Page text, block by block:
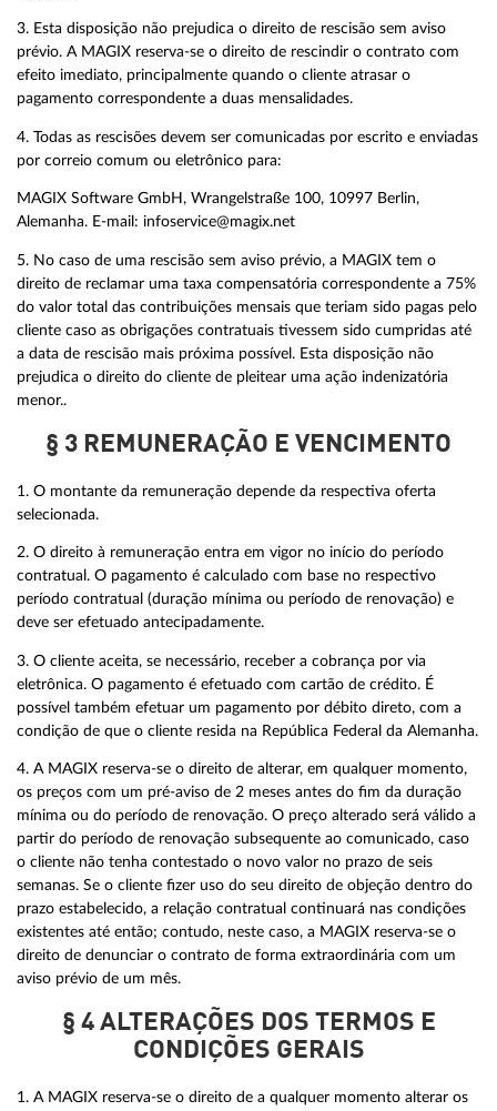
3. Esta disposição não prejudica o direito de rescisão sem aviso
prévio. A MAGIX reserva-se o direito de rescindir o contrato com
efeito imediato, principalmente quando o cliente atrasar o
pagamento correspondente a duas mensalidades.
4. Todas as rescisões devem ser comunicadas por escrito e enviadas
por correio comum ou eletrônico para:
MAGIX Software GmbH, Wrangelstraße 100, 10997 Berlin,
Alemanha. E-mail: infoservice@magix.net
5. No caso de uma rescisão sem aviso prévio, a MAGIX tem o
direito de reclamar uma taxa compensatória correspondente a 75%
do valor total das contribuições mensais que teriam sido pagas pelo
cliente caso as obrigações contratuais tivessem sido cumpridas até
a data de rescisão mais próxima possível. Esta disposição não
prejudica o direito do cliente de pleitear uma ação indenizatória
menor..
§ 3 REMUNERAÇÃO E VENCIMENTO
1. O montante da remuneração depende da respectiva oferta
selecionada.
2. O direito à remuneração entra em vigor no início do período
contratual. O pagamento é calculado com base no respectivo
período contratual (duração mínima ou período de renovação) e
deve ser efetuado antecipadamente.
3. O cliente aceita, se necessário, receber a cobrança por via
eletrônica. O pagamento é efetuado com cartão de crédito. É
possível também efetuar um pagamento por débito direto, com a
condição de que o cliente resida na República Federal da Alemanha.
4. A MAGIX reserva-se o direito de alterar, em qualquer momento,
os preços com um pré-aviso de 2 meses antes do fim da duração
mínima ou do período de renovação. O preço alterado será válido a
partir do período de renovação subsequente ao comunicado, caso
o cliente não tenha contestado o novo valor no prazo de seis
semanas. Se o cliente fizer uso do seu direito de objeção dentro do
prazo estabelecido, a relação contratual continuará nas condições
existentes até então; contudo, neste caso, a MAGIX reserva-se o
direito de denunciar o contrato de forma extraordinária com um
aviso prévio de um mês.
§ 4 ALTERAÇÕES DOS TERMOS E
CONDIÇÕES GERAIS
1. A MAGIX reserva-se o direito de a qualquer momento alterar os